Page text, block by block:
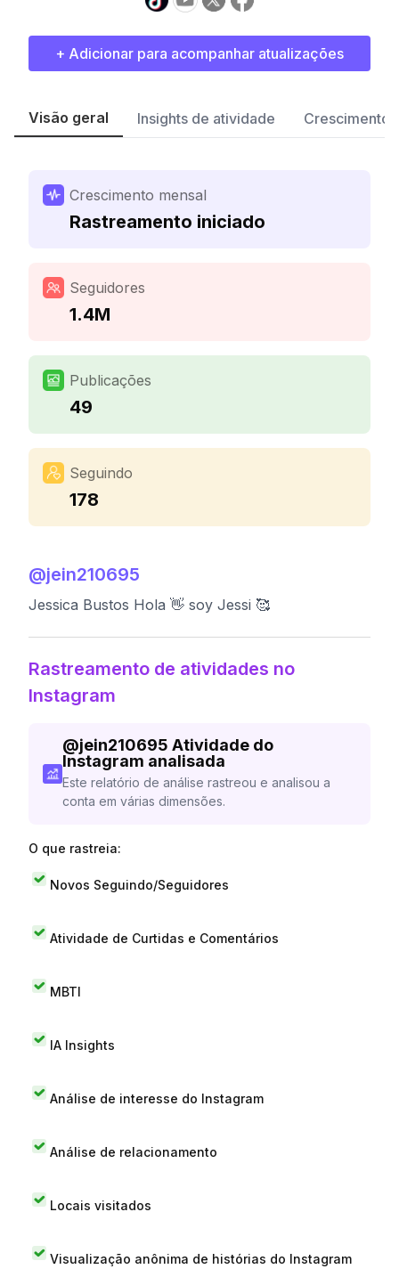
+ Adicionar para acompanhar atualizações
Visão geral Insights de atividade Crescimento
Crescimento mensal
Rastreamento iniciado
Seguidores
1.4M
Publicações
49
Seguindo
178
@jein210695
Jessica Bustos Hola 👋 soy Jessi 🥰
Rastreamento de atividades no
Instagram
@jein210695 Atividade do
Instagram analisada
Este relatório de análise rastreou e analisou a
conta em várias dimensões.
O que rastreia:
Novos Seguindo/Seguidores
Atividade de Curtidas e Comentários
MBTI
IA Insights
Análise de interesse do Instagram
Análise de relacionamento
Locais visitados
Visualização anônima de histórias do Instagram